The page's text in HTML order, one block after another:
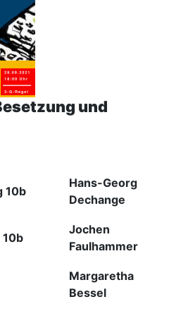
und
10b
Hans-Georg
Dechange
10b
Jochen
Faulhammer
Margaretha
Bessel